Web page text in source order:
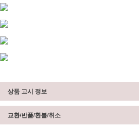
상품 고시 정보
교환/반품/환불/취소